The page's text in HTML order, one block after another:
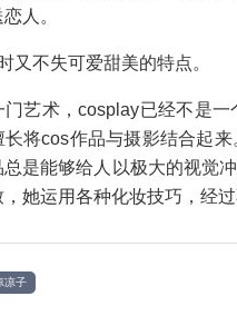
人。
又不失可爱甜美的特点。
门艺术，cosplay已经不是
长将cos作品与摄影结合起
总是能够给人以极大的视觉
她运用各种化妆技巧，经过
凉子